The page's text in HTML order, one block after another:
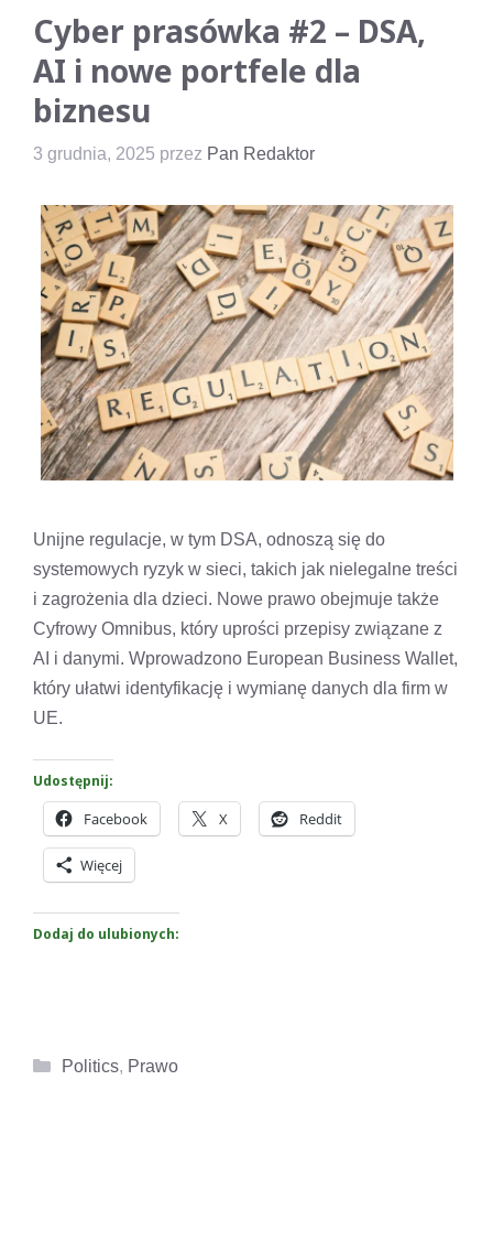
Cyber prasówka #2 – DSA,
AI i nowe portfele dla
biznesu
3 grudnia, 2025 przez Pan Redaktor
Unijne regulacje, w tym DSA, odnoszą się do
systemowych ryzyk w sieci, takich jak nielegalne treści
i zagrożenia dla dzieci. Nowe prawo obejmuje także
Cyfrowy Omnibus, który uprości przepisy związane z
AI i danymi. Wprowadzono European Business Wallet,
który ułatwi identyfikację i wymianę danych dla firm w
UE.
Udostępnij:
Facebook X Reddit
Więcej
Dodaj do ulubionych:
Kategorie
Politics, Prawo